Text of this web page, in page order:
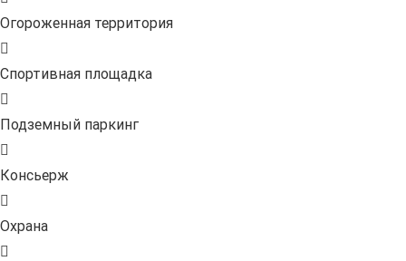
Огороженная территория
Спортивная площадка
Подземный паркинг
Консьерж
Охрана